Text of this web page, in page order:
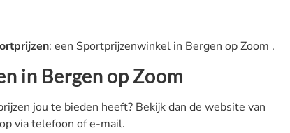
: een Sportprijzenwinkel in Bergen op Zoom .
in Bergen op Zoom
jou te bieden heeft? Bekijk dan de website van
via telefoon of e-mail.